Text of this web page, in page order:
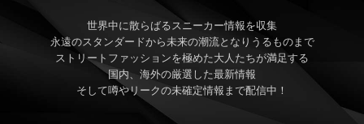
世界中に散らばるスニーカー情報を収集
永遠のスタンダードから未来の潮流となりうるものまで
ストリートファッションを極めた大人たちが満足する
国内、海外の厳選した最新情報
そして噂やリークの未確定情報まで配信中！